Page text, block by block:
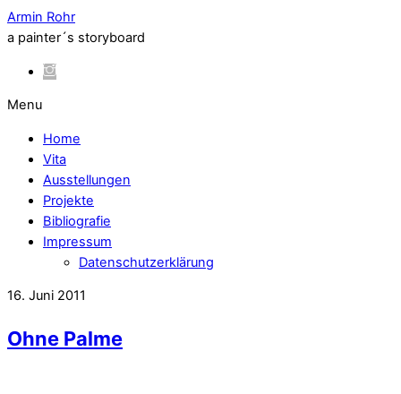
Armin Rohr
a painter´s storyboard
Menu
Home
Vita
Ausstellungen
Projekte
Bibliografie
Impressum
Datenschutzerklärung
16. Juni 2011
Ohne Palme